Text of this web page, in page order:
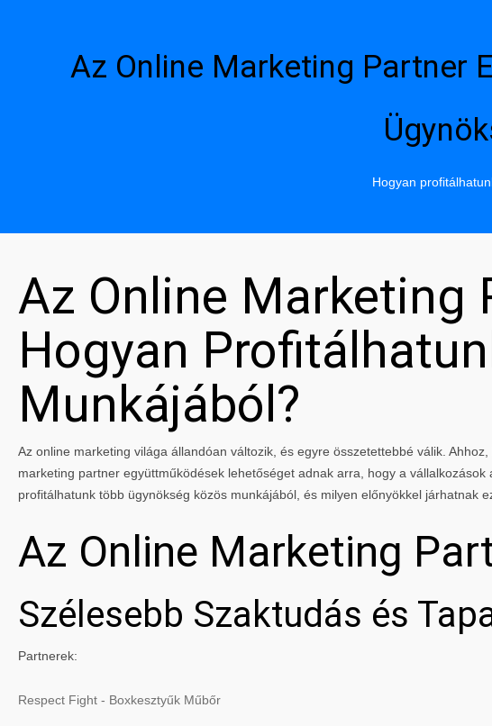
Az Online Marketing Partner
Hogyan
Az Online Marketing
Hogyan
Munkájából?
Az online marketing világa állandóan változik, és egyre összetettebbé válik.
marketing partner együttműködések lehetőséget adnak arra, hogy a
profitálhatunk több ügynökség közös munkájából, és milyen előnyökkel járhatnak
Az Online Marketing
Szélesebb Szaktudás és
Partnerek:
Respect Fight - Boxkesztyűk Műbőr